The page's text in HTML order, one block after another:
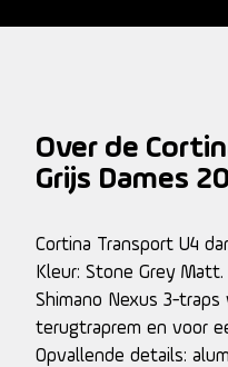
Over de
Grijs Dames
Cortina Transport U4
Kleur: Stone Grey
Shimano Nexus 3-
terugtraprem en voor
Opvallende details: